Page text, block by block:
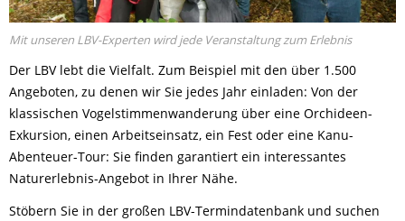
Mit unseren LBV-Experten wird jede Veranstaltung zum Erlebnis
Der LBV lebt die Vielfalt. Zum Beispiel mit den über 1.500
Angeboten, zu denen wir Sie jedes Jahr einladen: Von der
klassischen Vogelstimmenwanderung über eine Orchideen-
Exkursion, einen Arbeitseinsatz, ein Fest oder eine Kanu-
Abenteuer-Tour: Sie finden garantiert ein interessantes
Naturerlebnis-Angebot in Ihrer Nähe.
Stöbern Sie in der großen LBV-Termindatenbank und suchen